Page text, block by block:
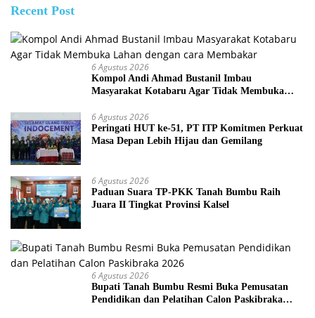
Recent Post
6 Agustus 2026
Kompol Andi Ahmad Bustanil Imbau
Masyarakat Kotabaru Agar Tidak Membuka
6 Agustus 2026
Peringati HUT ke-51, PT ITP Komitmen Perkuat
Masa Depan Lebih Hijau dan Gemilang
6 Agustus 2026
Paduan Suara TP-PKK Tanah Bumbu Raih
Juara II Tingkat Provinsi Kalsel
6 Agustus 2026
Bupati Tanah Bumbu Resmi Buka Pemusatan
Pendidikan dan Pelatihan Calon Paskibraka